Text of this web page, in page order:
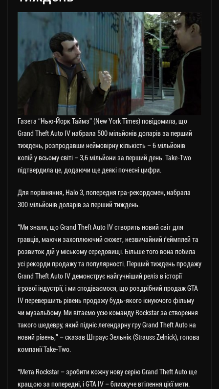
Газета “Нью-Йорк Таймз” (New York Times) повідомила, що
Grand Theft Auto IV набрала 500 мільйонів доларів за перший
тиждень, розпродавши неймовірну кількість – 6 мільйонів
копій у всьому світі – 3,6 мільйони за перший день. Take-Two
підтвердила це, додаючи ще деякі почесні цифри.
Для порівняння, Halo 3, попередня гра-рекордсмен, набрала
300 мільйонів доларів за перший тиждень.
“Ми знали, що Grand Theft Auto IV створить новий світ для
гравців, маючи захоплюючий сюжет, незвичайний ґеймплей та
розвиток дій у міському середовищі. Більше того вона побила
усі рекорди продажу та популярності. Перший тиждень продажу
Grand Theft Auto IV демонструє найгучніший реліз в історії
ігрової індустрії, і ми сподіваємося, що роздрібний продаж GTA
IV перевершить рівень продажу будь-якого існуючого фільму
чи музальбому. Ми вітаємо усю команду Rockstar за створення
такого шедевру, який підніс легендарну гру Grand Theft Auto на
новий рівень,” – сказав Штраус Зельнік (Strauss Zelnick), голова
компанії Take-Two.
“Мета Rockstar – зробити кожну нову серію Grand Theft Auto ще
кращою за попередні, і GTA IV – блискуче втілення цієї мети.